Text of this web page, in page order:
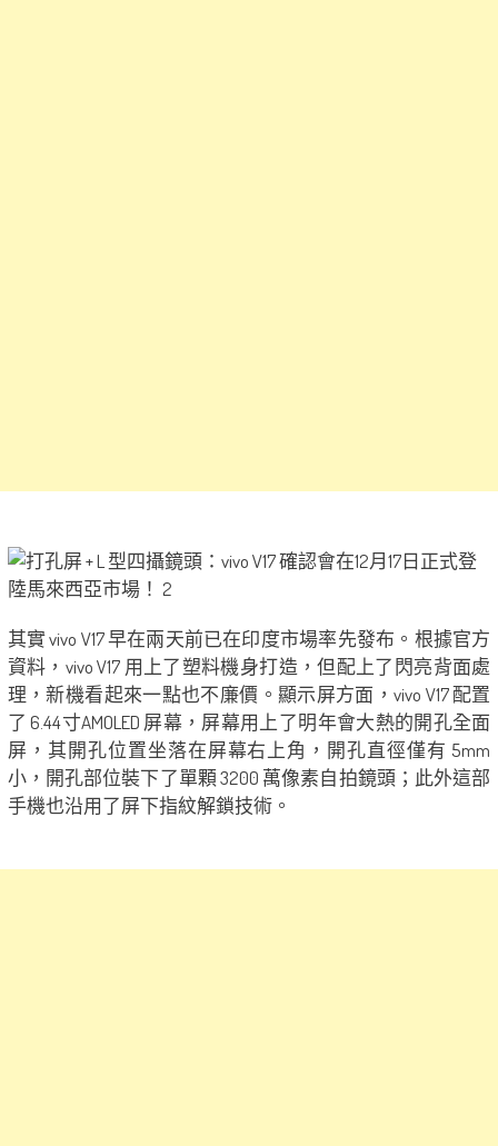
其實 vivo V17 早在兩天前已在印度市場率先發布。根據官方
資料，vivo V17 用上了塑料機身打造，但配上了閃亮背面處
理，新機看起來一點也不廉價。顯示屏方面，vivo V17 配置
了 6.44寸AMOLED 屏幕，屏幕用上了明年會大熱的開孔全面
屏，其開孔位置坐落在屏幕右上角，開孔直徑僅有 5mm
小，開孔部位裝下了單顆 3200 萬像素自拍鏡頭；此外這部
手機也沿用了屏下指紋解鎖技術。